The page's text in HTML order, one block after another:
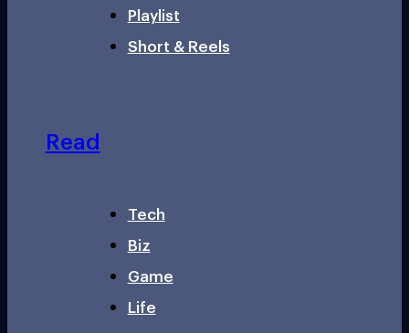
Playlist
Short & Reels
Read
Tech
Biz
Game
Life